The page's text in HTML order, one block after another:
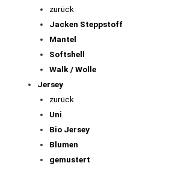
zurück
Jacken Steppstoff
Mantel
Softshell
Walk / Wolle
Jersey
zurück
Uni
Bio Jersey
Blumen
gemustert